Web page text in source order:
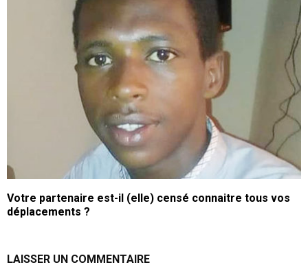
Votre partenaire est-il (elle) censé connaitre tous vos
déplacements ?
LAISSER UN COMMENTAIRE